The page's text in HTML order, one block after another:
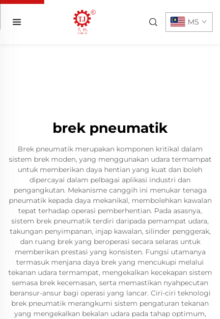
MS
brek pneumatik
Brek pneumatik merupakan komponen kritikal dalam
sistem brek moden, yang menggunakan udara termampat
untuk memberikan daya hentian yang kuat dan boleh
dipercayai dalam pelbagai aplikasi industri dan
pengangkutan. Mekanisme canggih ini menukar tenaga
pneumatik kepada daya mekanikal, membolehkan kawalan
tepat terhadap operasi pemberhentian. Pada asasnya,
sistem brek pneumatik terdiri daripada pemampat udara,
takungan penyimpanan, injap kawalan, silinder penggerak,
dan ruang brek yang beroperasi secara selaras untuk
memberikan prestasi yang konsisten. Fungsi utamanya
termasuk menjana daya brek yang mencukupi melalui
tekanan udara termampat, mengekalkan kecekapan sistem
semasa brek kecemasan, serta memastikan nyahpecutan
beransur-ansur bagi operasi yang lancar. Ciri-ciri teknologi
brek pneumatik merangkumi sistem pengaturan tekanan
yang mengekalkan bekalan udara pada tahap optimum,